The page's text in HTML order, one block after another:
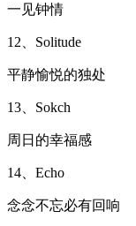
一见钟情
12、Solitude
平静愉悦的独处
13、Sokch
周日的幸福感
14、Echo
念念不忘必有回响